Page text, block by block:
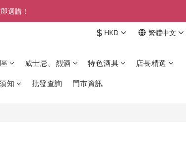
選購！
選購！
$ HKD 繁體中文
威士忌、烈酒 特色酒具 店長精選
知 批發查詢 門市資訊